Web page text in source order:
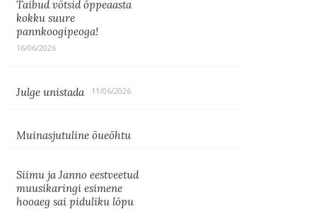
Taibud võtsid õppeaasta
kokku suure
pannkoogipeoga!
16/06/2026
Julge unistada 11/06/2026
Muinasjutuline õueõhtu
Siimu ja Janno eestveetud
muusikaringi esimene
hooaeg sai piduliku lõpu